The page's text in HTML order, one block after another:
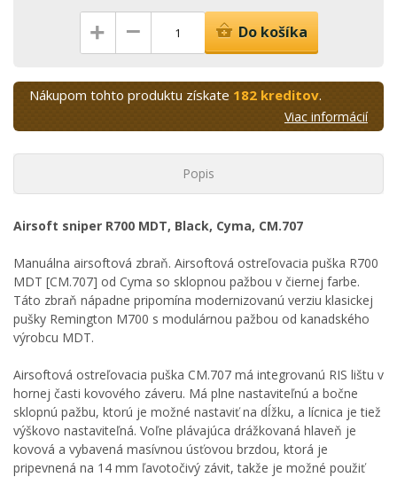
+ – Do košíka
Nákupom tohto produktu získate 182 kreditov.
Viac informácií
Popis
Airsoft sniper R700 MDT, Black, Cyma, CM.707
Manuálna airsoftová zbraň. Airsoftová ostreľovacia puška R700
MDT [CM.707] od Cyma so sklopnou pažbou v čiernej farbe.
Táto zbraň nápadne pripomína modernizovanú verziu klasickej
pušky Remington M700 s modulárnou pažbou od kanadského
výrobcu MDT.
Airsoftová ostreľovacia puška CM.707 má integrovanú RIS lištu v
hornej časti kovového záveru. Má plne nastaviteľnú a bočne
sklopnú pažbu, ktorú je možné nastaviť na dĺžku, a lícnica je tiež
výškovo nastaviteľná. Voľne plávajúca drážkovaná hlaveň je
kovová a vybavená masívnou úsťovou brzdou, ktorá je
pripevnená na 14 mm ľavotočivý závit, takže je možné použiť